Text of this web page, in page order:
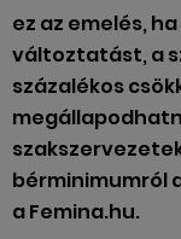
ez az emelés,
változtatást, a
százalékos
bérminimumról
a Femina.hu.